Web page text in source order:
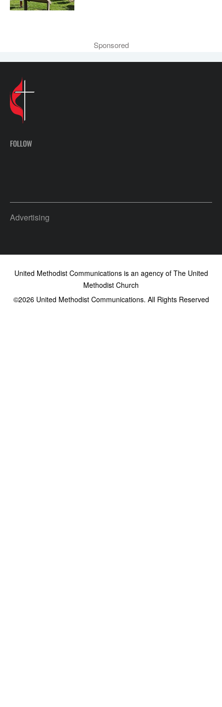
Sponsored
FOLLOW
Advertising
United Methodist Communications is an agency of The United
Methodist Church
©2026United Methodist Communications. All Rights Reserved